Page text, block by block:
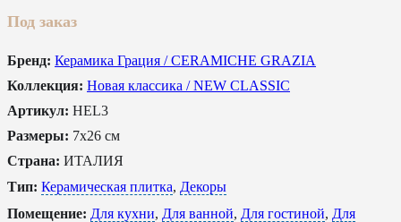
Под заказ
Бренд: Керамика Грация / CERAMICHE GRAZIA
Коллекция: Новая классика / NEW CLASSIC
Артикул: HEL3
Размеры: 7x26 см
Страна: ИТАЛИЯ
Тип: Керамическая плитка, Декоры
Помещение: Для кухни, Для ванной, Для гостиной, Для